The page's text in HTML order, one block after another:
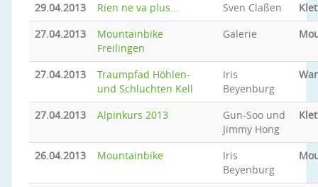
29.04.2013 Rien ne va plus... Sven Claßen
27.04.2013
Mountainbike
Freilingen
Galerie
27.04.2013
Traumpfad Höhlen-
und Schluchten Kell
Iris
Beyenburg
27.04.2013 Alpinkurs 2013
Gun-Soo und
Jimmy Hong
26.04.2013 Mountainbike
Iris
Beyenburg